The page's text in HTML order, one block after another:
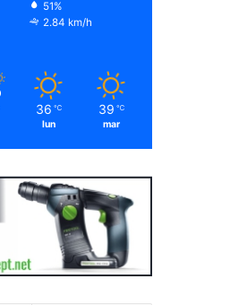
51%
2.84 km/h
36 ℃
lun
39 ℃
mar